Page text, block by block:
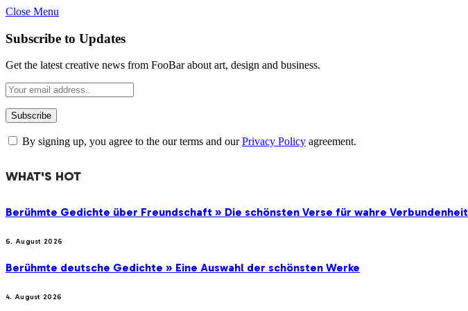
Close Menu
Subscribe to Updates
Get the latest creative news from FooBar about art, design and business.
By signing up, you agree to the our terms and ourPrivacy Policy agreement.
WHAT'S HOT
Berühmte Gedichte über Freundschaft » Die schönsten Verse für wahre Verbundenheit
6. August 2026
Berühmte deutsche Gedichte » Eine Auswahl der schönsten Werke
4. August 2026